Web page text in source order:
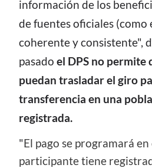
información de los
de fuentes oficiales (como
coherente y consistente",
pasado el DPS no permite
puedan trasladar el giro
transferencia en una
registrada.
"El pago se programará
participante tiene